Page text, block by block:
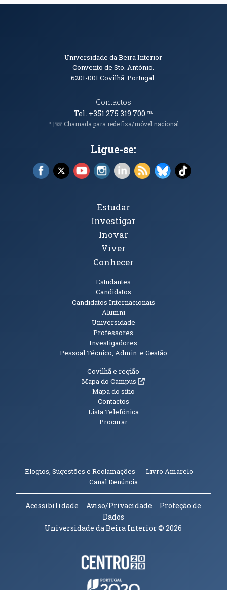
Informações de Contacto
Universidade da Beira Interior
Convento de Sto. António.
6201-001Covilhã. Portugal.
Contactos
Tel. +351 275 319 700℡
℡|☏ Chamada para rede fixa/móvel nacional
Ligue-se:
Facebook (abre em nova janela)
X (abre em nova janela)
YouTube (abre em nova janela)
Instagram (abre em nova janela)
LinkedIn (abre em nova
RSS (abre em nova
Bluesky (abre
TikTok
Tópicos Principais
Estudar
Investigar
Inovar
Viver
Conhecer
Estudantes
Candidatos
Candidatos Internacionais
Alumni
Universidade
Professores
Investigadores
Pessoal Técnico, Admin. e Gestão
Informações Adicionais
Covilhã e região
Mapa do Campus(abre em nova janela)
Mapa do sítio
Contactos
Lista Telefónica
Procurar
Elogios, Sugestões e Reclamações Livro Amarelo
Canal Denúncia(abre em nova janela)
Acessibilidade Aviso/Privacidade
Proteção de
Dados
Universidade da Beira Interior© 2026
Parceiros e Financiadores